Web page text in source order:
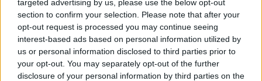
targeted advertising by us, please use the below opt-out
section to confirm your selection. Please note that after your
opt-out request is processed you may continue seeing
interest-based ads based on personal information utilized by
us or personal information disclosed to third parties prior to
your opt-out. You may separately opt-out of the further
disclosure of your personal information by third parties on the